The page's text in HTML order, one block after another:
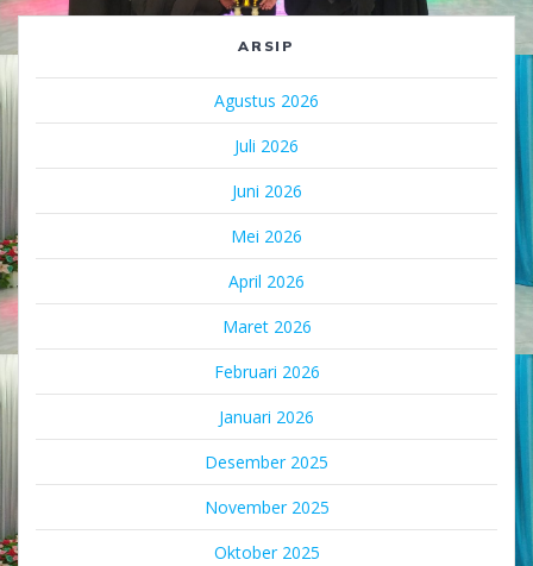
ARSIP
Agustus 2026
Juli 2026
Juni 2026
Mei 2026
April 2026
Maret 2026
Februari 2026
Januari 2026
Desember 2025
November 2025
Oktober 2025